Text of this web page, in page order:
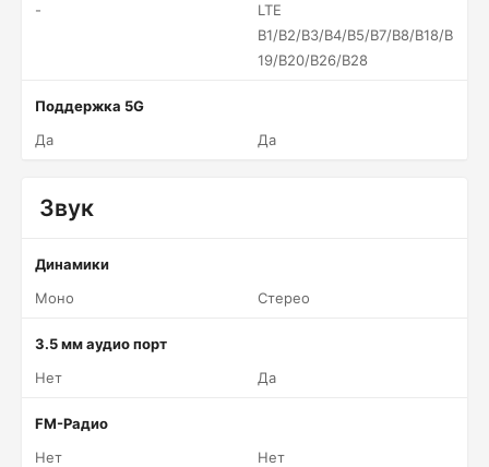
-
LTE
B1/B2/B3/B4/B5/B7/B8/B18/B
19/B20/B26/B28
Поддержка 5G
Да
Да
Звук
Динамики
Моно
Стерео
3.5 мм аудио порт
Нет
Да
FM-Радио
Нет
Нет